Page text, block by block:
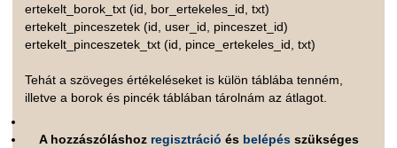
ertekelt_borok_txt (id, bor_ertekeles_id, txt)
ertekelt_pinceszetek (id, user_id, pinceszet_id)
ertekelt_pinceszetek_txt (id, pince_ertekeles_id, txt)
Tehát a szöveges értékeléseket is külön táblába tenném,
illetve a borok és pincék táblában tárolnám az átlagot.
A hozzászóláshoz regisztráció és belépés szükséges